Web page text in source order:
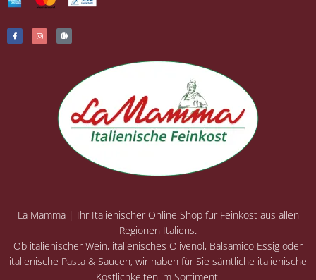
La Mamma | Ihr Italienischer Online Shop für Feinkost aus allen
Regionen Italiens.
Ob italienischer Wein, italienisches Olivenöl, Balsamico Essig oder
italienische Pasta & Saucen, wir haben für Sie sämtliche italienische
Köstlichkeiten im Sortiment.